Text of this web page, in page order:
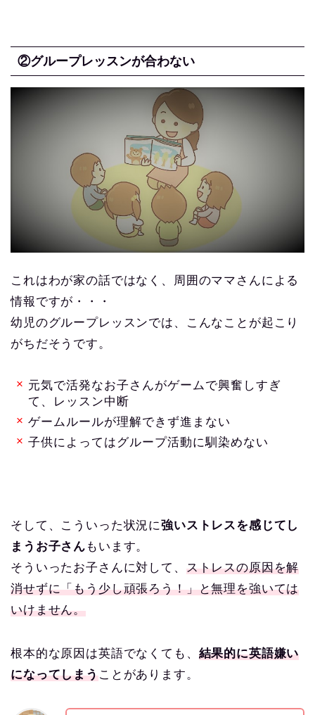
②グループレッスンが合わない
これはわが家の話ではなく、周囲のママさんによる
情報ですが・・・
幼児のグループレッスンでは、こんなことが起こり
がちだそうです。
元気で活発なお子さんがゲームで興奮しすぎ
て、レッスン中断
ゲームルールが理解できず進まない
子供によってはグループ活動に馴染めない
そして、こういった状況に強いストレスを感じてし
まうお子さん もいます。
そういったお子さんに対して、 ストレスの原因を解
消せずに「もう少し頑張ろう！」と無理を強いては
いけません。
根本的な原因は英語でなくても、 結果的に英語嫌い
になってしまうことがあります。